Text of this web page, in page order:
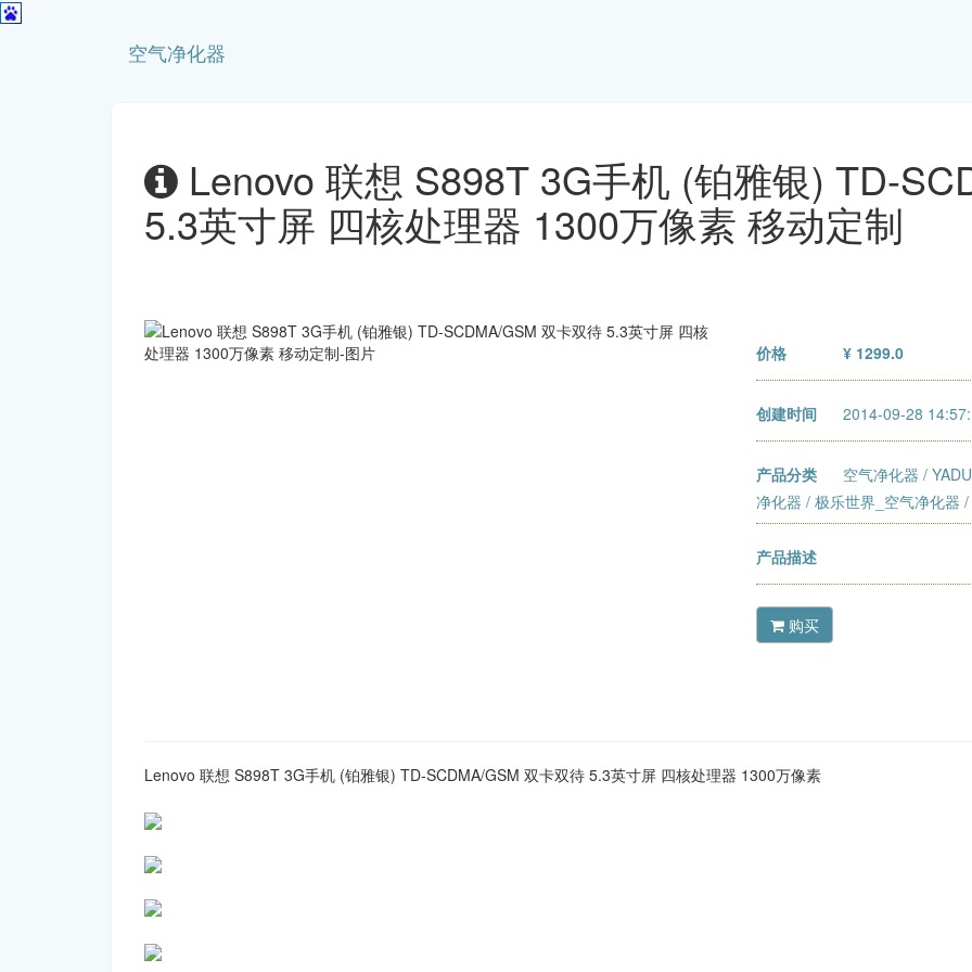
空气净化器
Lenovo 联想 S898T 3G手机 (铂雅银) TD-
5.3英寸屏 四核处理器 1300万像素 移动定制
价格 ¥ 1299.0
创建时间 2014-09-28
产品分类 空气净化器 /
净化器 / 极乐世界_空气净化器 /
产品描述
购买
Lenovo 联想 S898T 3G手机 (铂雅银) TD-SCDMA/GSM 双卡双待 5.3英寸屏 四核处理器 1300万像素